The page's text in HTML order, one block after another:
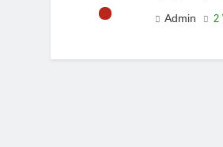
Admin 2